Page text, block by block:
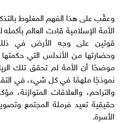
وعقّب على هذا الفهم المغلوط
قوتين على وجه الأرض في
موضحًا أن الأمة لم تحقق تلك
نموذجًا ملهمًا في كل شيء، في
والتراحم، والعلاقات المتوازنة،
حقيقية تعيد فرملة المجتمع
الأسرة.